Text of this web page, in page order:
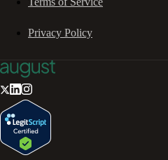
Privacy Policy